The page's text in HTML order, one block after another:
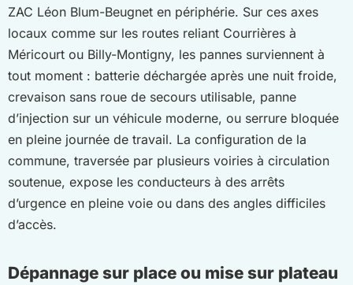
ZAC Léon Blum-Beugnet en périphérie. Sur ces axes
locaux comme sur les routes reliant Courrières à
Méricourt ou Billy-Montigny, les pannes surviennent à
tout moment : batterie déchargée après une nuit froide,
crevaison sans roue de secours utilisable, panne
d’injection sur un véhicule moderne, ou serrure bloquée
en pleine journée de travail. La configuration de la
commune, traversée par plusieurs voiries à circulation
soutenue, expose les conducteurs à des arrêts
d’urgence en pleine voie ou dans des angles difficiles
d’accès.
Dépannage sur place ou mise sur plateau